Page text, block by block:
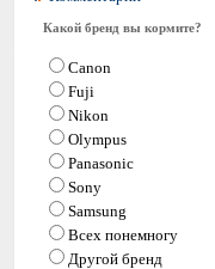
Какой бренд вы кормите?
Canon
Fuji
Nikon
Olympus
Panasonic
Sony
Samsung
Всех понемногу
Другой бренд